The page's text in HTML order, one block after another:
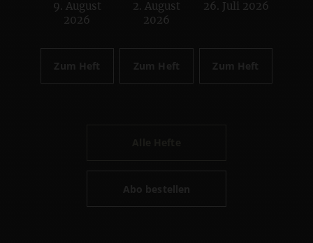
:
9. August
2026
Zum Heft
:
2. August
2026
Zum Heft
:
26. Juli 2026
Zum Heft
Abo bestellen